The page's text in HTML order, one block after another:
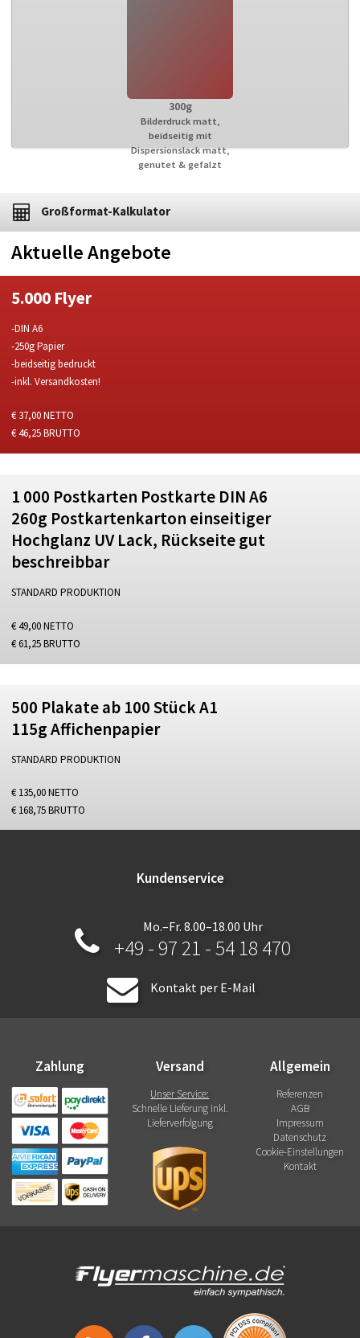
300g
Bilderdruck matt,
beidseitig mit
Dispersionslack matt,
genutet & gefalzt
Großformat-Kalkulator
Aktuelle Angebote
5.000 Flyer
-DIN A6
-250g Papier
-beidseitig bedruckt
-inkl. Versandkosten!
€ 37,00 NETTO
€ 46,25 BRUTTO
1 000 Postkarten Postkarte DIN A6
260g Postkartenkarton einseitiger
Hochglanz UV Lack, Rückseite gut
beschreibbar
STANDARD PRODUKTION
€ 49,00 NETTO
€ 61,25 BRUTTO
500 Plakate ab 100 Stück A1
115g Affichenpapier
STANDARD PRODUKTION
€ 135,00 NETTO
€ 168,75 BRUTTO
Kundenservice
Mo.–Fr. 8.00–18.00 Uhr
+49 - 97 21 - 54 18 470
Kontakt per E-Mail
Zahlung Versand
Unser Service:
Schnelle Lieferung inkl.
Lieferverfolgung
Allgemein
Referenzen
AGB
Impressum
Datenschutz
Cookie-Einstellungen
Kontakt